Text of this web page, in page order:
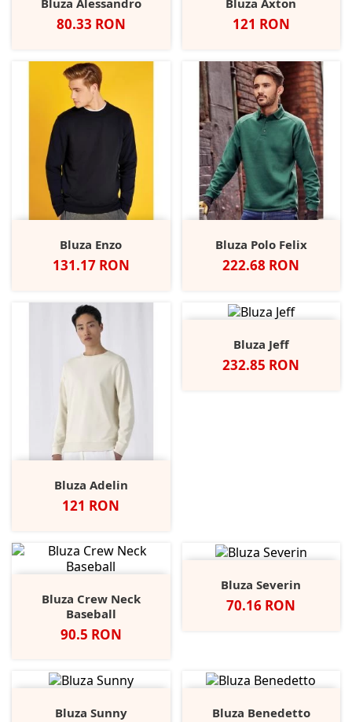
Bluza Alessandro
Pret
80.33 RON
Bluza Axton
Pret
121 RON
Bluza Enzo
Pret
131.17 RON
Bluza Polo Felix
Pret
222.68 RON
Bluza Adelin
Pret
121 RON
Bluza Jeff
Pret
232.85 RON
Bluza Crew Neck
Baseball
Pret
90.5 RON
Bluza Severin
Pret
70.16 RON
Bluza Sunny Bluza Benedetto